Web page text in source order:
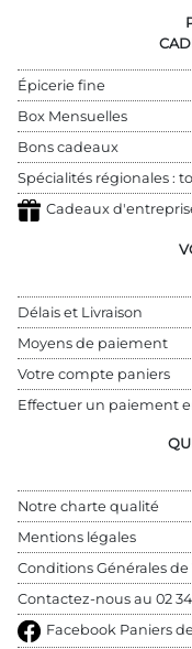
Épicerie fine
Box Mensuelles
Bons cadeaux
Spécialités régionales :
Cadeaux
Délais et Livraison
Moyens de paiement
Votre compte paniers
Effectuer un paiement
Notre charte qualité
Mentions légales
Conditions Générales de
Contactez-nous au 02
Facebook Paniers